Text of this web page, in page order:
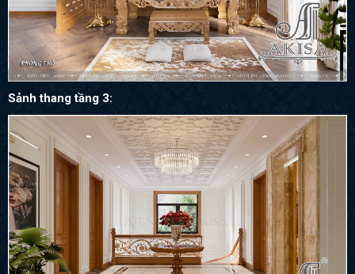
Sảnh thang tầng 3: